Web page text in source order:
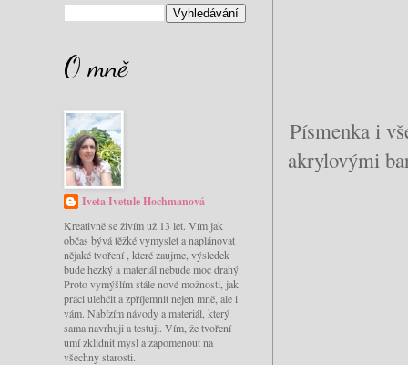
Písmenka i
akrylovými
O mně
Iveta Ivetule Hochmanová
Kreativně se živím už 13 let. Vím jak
občas bývá těžké vymyslet a naplánovat
nějaké tvoření , které zaujme, výsledek
bude hezký a materiál nebude moc drahý.
Proto vymýšlím stále nové možnosti, jak
práci ulehčit a zpříjemnit nejen mně, ale i
vám. Nabízím návody a materiál, který
sama navrhuji a testuji. Vím, že tvoření
umí zklidnit mysl a zapomenout na
všechny starosti.